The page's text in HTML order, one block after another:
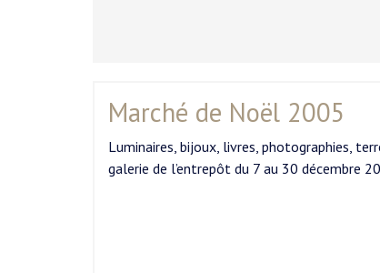
Marché de Noël 2005
Luminaires, bijoux, livres, photographies,
galerie de l’entrepôt du 7 au 30 décembre